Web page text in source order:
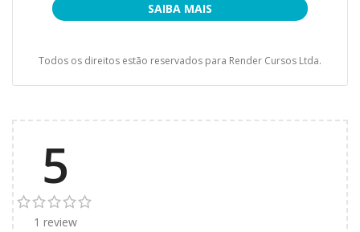
SAIBA MAIS
Todos os direitos estão reservados para Render Cursos Ltda.
5
1 review